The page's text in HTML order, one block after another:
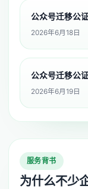
公众号迁移公
2026年6月18日
公众号迁移公
2026年6月19日
服务背书
为什么不少